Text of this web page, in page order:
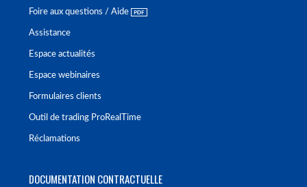
Foire aux questions / Aide
Assistance
Espace actualités
Espace webinaires
Formulaires clients
Outil de trading ProRealTime
Réclamations
DOCUMENTATION CONTRACTUELLE